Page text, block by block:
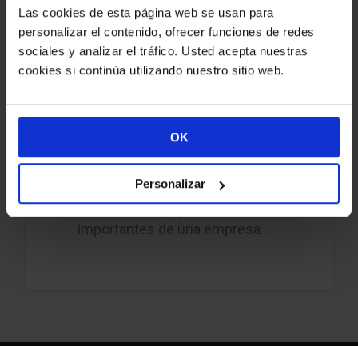
Las cookies de esta página web se usan para
personalizar el contenido, ofrecer funciones de redes
sociales y analizar el tráfico. Usted acepta nuestras
cookies si continúa utilizando nuestro sitio web.
OK
Personalizar
9 noviembre, 2023
tipografías de
Google Fonts para
logotipos
El logotipo es una de las piezas
importantes de una empresa.…